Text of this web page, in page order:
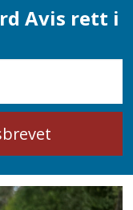
Avis rett i